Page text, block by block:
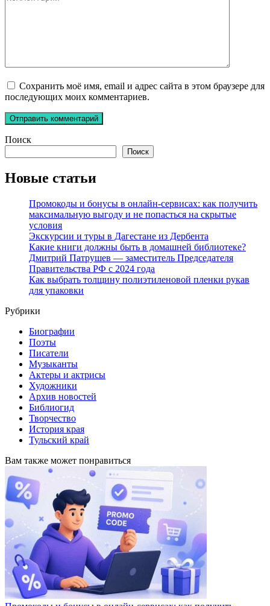
Сохранить моё имя, email и адрес сайта в этом браузере для
последующих моих комментариев.
Поиск
Поиск
Новые статьи
Промокоды и бонусы в онлайн-сервисах: как получить
максимальную выгоду и не попасться на скрытые
условия
Экскурсии и туры в Дагестане из Дербента
Какие книги должны быть в домашней библиотеке?
Дмитрий Патрушев — заместитель Председателя
Правительства РФ с 2024 года
Как выбрать толщину полиэтиленовой пленки рукав
для упаковки
Рубрики
Биографии
Поэты
Писатели
Музыканты
Актеры и актрисы
Художники
Архив новостей
Библиогид
Творчество
История края
Тульский край
Вам также может понравиться